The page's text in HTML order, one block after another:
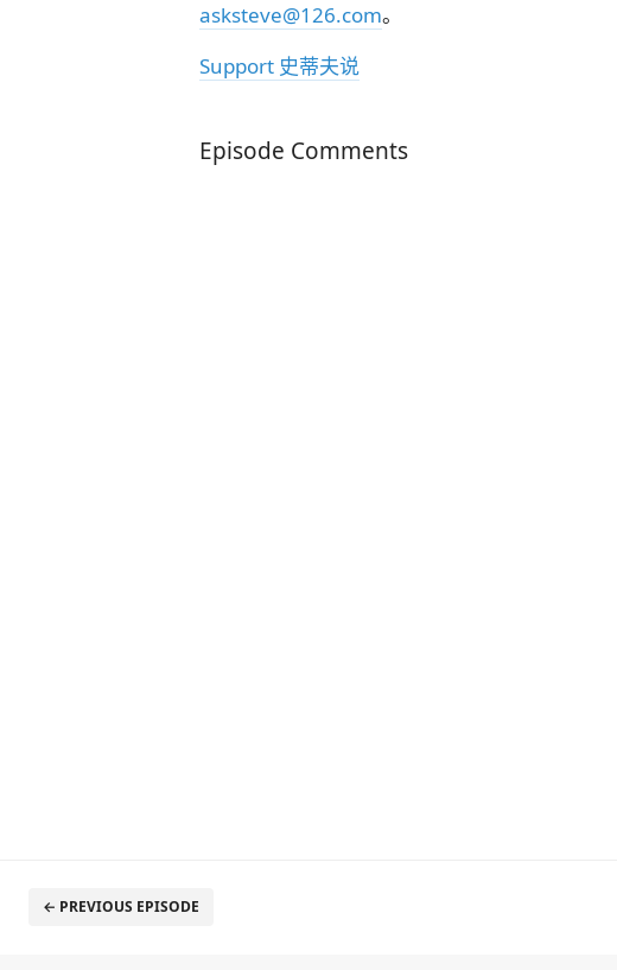
asksteve@126.com。
Support 史蒂夫说
Episode Comments
← PREVIOUS EPISODE